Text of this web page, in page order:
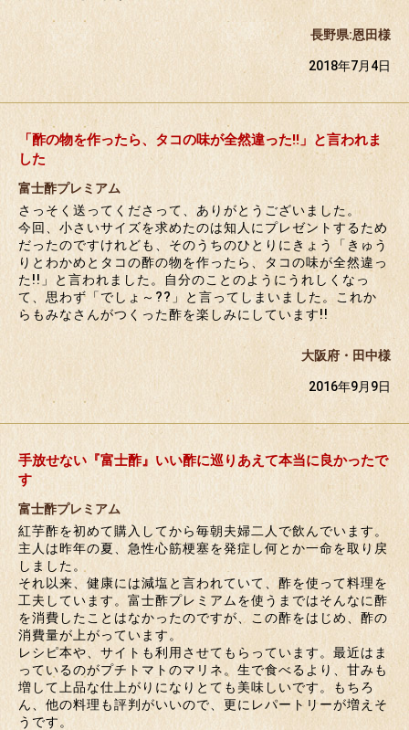
長野県:恩田様
2018年7月4日
「酢の物を作ったら、タコの味が全然違った!!」と言われま
した
富士酢プレミアム
さっそく送ってくださって、ありがとうございました。
今回、小さいサイズを求めたのは知人にプレゼントするため
だったのですけれども、そのうちのひとりにきょう「きゅう
りとわかめとタコの酢の物を作ったら、タコの味が全然違っ
た!!」と言われました。自分のことのようにうれしくなっ
て、思わず「でしょ～??」と言ってしまいました。これか
らもみなさんがつくった酢を楽しみにしています!!
大阪府・田中様
2016年9月9日
手放せない『富士酢』いい酢に巡りあえて本当に良かったで
す
富士酢プレミアム
紅芋酢を初めて購入してから毎朝夫婦二人で飲んでいます。
主人は昨年の夏、急性心筋梗塞を発症し何とか一命を取り戻
しました。
それ以来、健康には減塩と言われていて、酢を使って料理を
工夫しています。富士酢プレミアムを使うまではそんなに酢
を消費したことはなかったのですが、この酢をはじめ、酢の
消費量が上がっています。
レシピ本や、サイトも利用させてもらっています。最近はま
っているのがプチトマトのマリネ。生で食べるより、甘みも
増して上品な仕上がりになりとても美味しいです。もちろ
ん、他の料理も評判がいいので、更にレパートリーが増えそ
うです。